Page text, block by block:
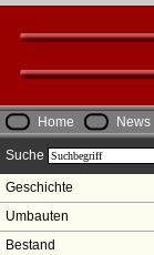
Home News
Suche
Geschichte
Umbauten
Bestand